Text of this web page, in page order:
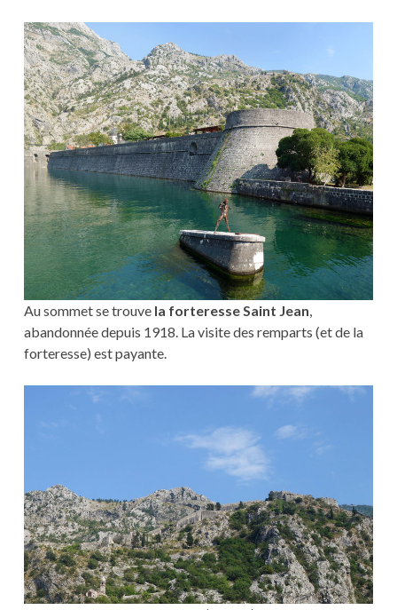
Au sommet se trouve la forteresse Saint Jean,
abandonnée depuis 1918. La visite des remparts (et de la
forteresse) est payante.